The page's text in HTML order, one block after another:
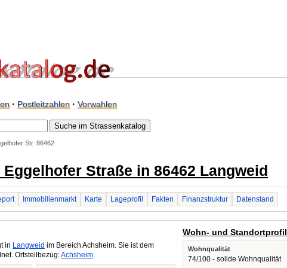
· Postleitzahlen· Vorwahlen
Str. 86462
Straße in 86462 Langweid
Immobilienmarkt Karte Lageprofil Fakten Finanzstruktur Datenstand
in Langweid im Bereich Achsheim. Sie ist dem
Ortsteilbezug:Achsheim.
Wohn- und Standortprofil
Wohnqualität
74/100 - solide Wohnqualität